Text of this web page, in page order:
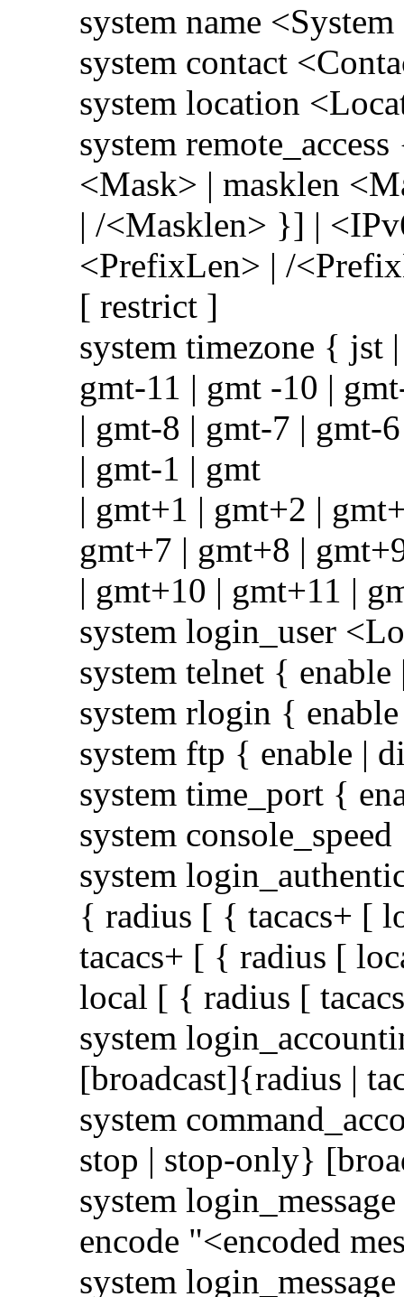
system name
system contact
system location
system
<Mask> | masklen
| /<Masklen> }] |
<PrefixLen> | /
[ restrict ]
system timezone { jst
gmt-11 | gmt -10 |
| gmt-8 | gmt-7 | gmt-
| gmt-1 | gmt
| gmt+1 | gmt+2 |
gmt+7 | gmt+8 |
| gmt+10 | gmt+11 |
system login_user
system telnet {
system rlogin {
system ftp { enable |
system time_port {
system
system
{ radius [ { tacacs+ [
tacacs+ [ { radius [
local [ { radius [
system
[broadcast]{radius |
system
stop | stop-only}
system
encode "<encoded
system